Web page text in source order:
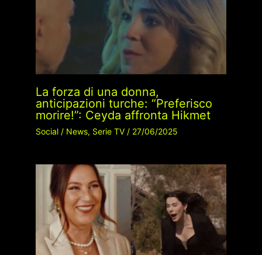
La forza di una donna,
anticipazioni turche: “Preferisco
morire!”: Ceyda affronta Hikmet
Social/ News, Serie TV/ 27/06/2025